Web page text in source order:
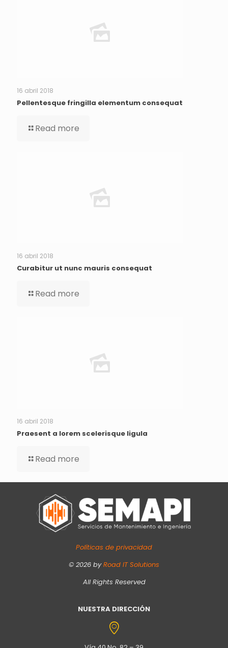
16 abril 2018
Pellentesque fringilla elementum consequat
Read more
16 abril 2018
Curabitur ut nunc mauris consequat
Read more
16 abril 2018
Praesent a lorem scelerisque ligula
Read more
Políticas de privacidad
© 2026 byRoad IT Solutions
All Rights Reserved
NUESTRA DIRECCIÓN